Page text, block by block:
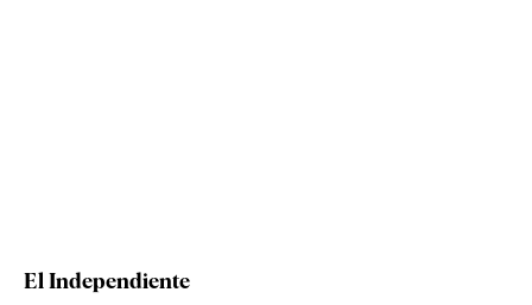
El Independiente